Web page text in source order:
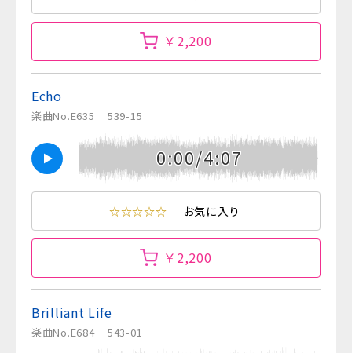
￥2,200
Echo
楽曲No.E635 539-15
0:00/4:07
☆☆☆☆☆ お気に入り
￥2,200
Brilliant Life
楽曲No.E684 543-01